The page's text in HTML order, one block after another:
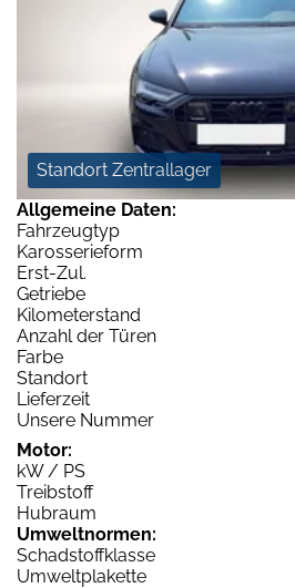
Standort Zentrallager
Allgemeine Daten:
Fahrzeugtyp
Karosserieform
Erst-Zul.
Getriebe
Kilometerstand
Anzahl der Türen
Farbe
Standort
Lieferzeit
Unsere Nummer
Motor:
kW / PS
Treibstoff
Hubraum
Umweltnormen:
Schadstoffklasse
Umweltplakette